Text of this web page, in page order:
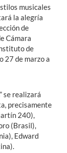
musicales
la alegría
de
Cámara
de
27 de marzo a
se realizará
precisamente
240),
(Brasil),
Edward